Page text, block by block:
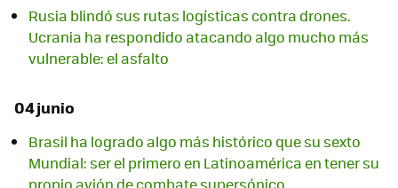
Rusia blindó sus rutas logísticas contra drones.
Ucrania ha respondido atacando algo mucho más
vulnerable: el asfalto
04 junio
Brasil ha logrado algo más histórico que su sexto
Mundial: ser el primero en Latinoamérica en tener su